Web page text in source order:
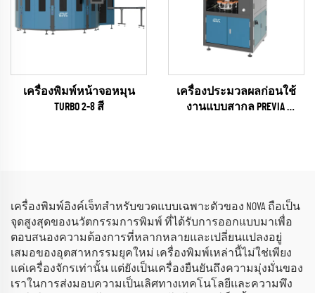
เครื่องพิมพ์หน้าจอหมุน
TURBO 2-8 สี
เครื่องประมวลผลก่อนใช้
งานแบบสากล PREVIA
เครื่องพิมพ์อิงค์เจ็ทสำหรับขวดแบบเฉพาะตัวของ NOVA ถือเป็น
จุดสูงสุดของนวัตกรรมการพิมพ์ ที่ได้รับการออกแบบมาเพื่อ
ตอบสนองความต้องการที่หลากหลายและเปลี่ยนแปลงอยู่
เสมอของอุตสาหกรรมยุคใหม่ เครื่องพิมพ์เหล่านี้ไม่ใช่เพียง
แค่เครื่องจักรเท่านั้น แต่ยังเป็นเครื่องยืนยันถึงความมุ่งมั่นของ
เราในการส่งมอบความเป็นเลิศทางเทคโนโลยีและความพึง